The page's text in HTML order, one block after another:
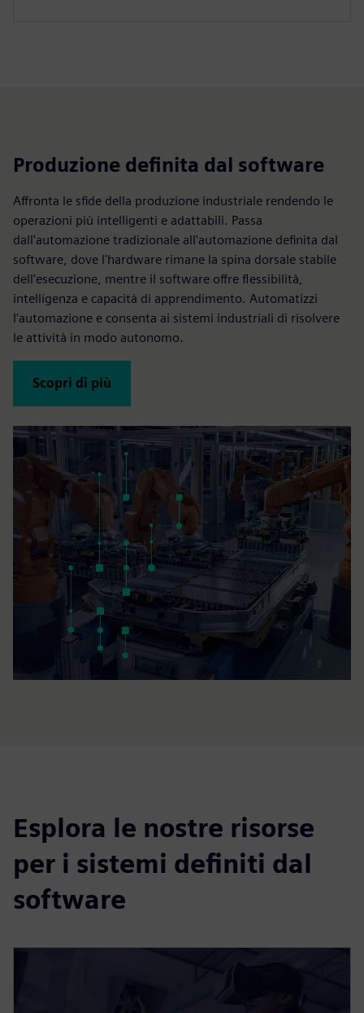
Produzione definita dal software
Affronta le sfide della produzione industriale rendendo le
operazioni più intelligenti e adattabili. Passa
dall'automazione tradizionale all'automazione definita dal
software, dove l'hardware rimane la spina dorsale stabile
dell'esecuzione, mentre il software offre flessibilità,
intelligenza e capacità di apprendimento. Automatizzi
l'automazione e consenta ai sistemi industriali di risolvere
le attività in modo autonomo.
Scopri di più
Esplora le nostre risorse
per i sistemi definiti dal
software